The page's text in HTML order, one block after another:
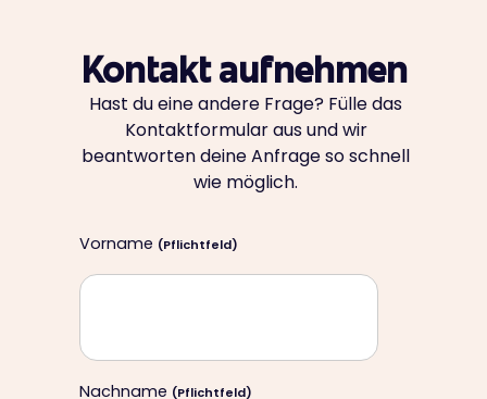
Kontakt aufnehmen
Hast du eine andere Frage? Fülle das
Kontaktformular aus und wir
beantworten deine Anfrage so schnell
wie möglich.
Vorname (Pflichtfeld)
Nachname (Pflichtfeld)